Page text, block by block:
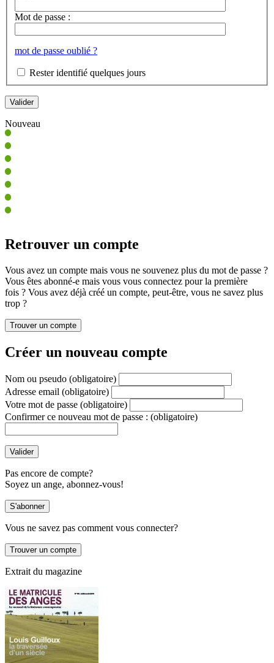
Mot de passe :
mot de passe oublié ?
Rester identifié quelques jours
Nouveau
Retrouver un compte
Vous avez un compte mais vous ne souvenez plus du mot de passe ?
Vous êtes abonné-e mais vous vous connectez pour la première
fois ? Vous avez déjà créé un compte, peut-être, vous ne savez plus
trop ?
Créer un nouveau compte
Nom ou pseudo (obligatoire)
Adresse email (obligatoire)
Votre mot de passe (obligatoire)
Confirmer ce nouveau mot de passe : (obligatoire)
Pas encore de compte?
Soyez un ange, abonnez-vous!
Vous ne savez pas comment vous connecter?
Extrait du magazine